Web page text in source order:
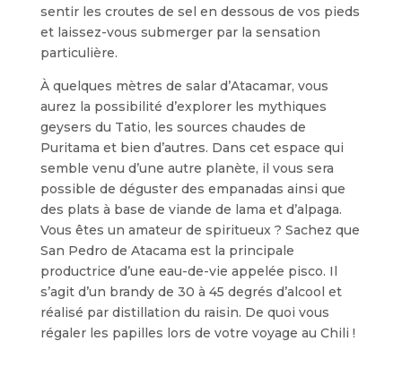
sentir les croutes de sel en dessous de vos pieds
et laissez-vous submerger par la sensation
particulière.
À quelques mètres de salar d’Atacamar, vous
aurez la possibilité d’explorer les mythiques
geysers du Tatio, les sources chaudes de
Puritama et bien d’autres. Dans cet espace qui
semble venu d’une autre planète, il vous sera
possible de déguster des empanadas ainsi que
des plats à base de viande de lama et d’alpaga.
Vous êtes un amateur de spiritueux ? Sachez que
San Pedro de Atacama est la principale
productrice d’une eau-de-vie appelée pisco. Il
s’agit d’un brandy de 30 à 45 degrés d’alcool et
réalisé par distillation du raisin. De quoi vous
régaler les papilles lors de votre voyage au Chili !